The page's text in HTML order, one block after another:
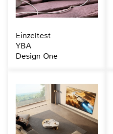
Einzeltest
YBA
Design One